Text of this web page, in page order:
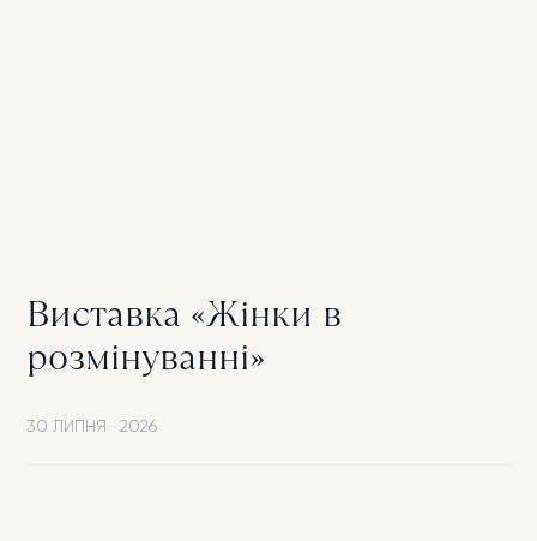
Виставка «Жінки в
розмінуванні»
30 ЛИПНЯ · 2026